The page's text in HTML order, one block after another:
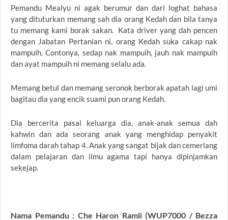
Pemandu Mealyu ni agak berumur dan dari loghat bahasa
yang dituturkan memang sah dia orang Kedah dan bila tanya
tu memang kami borak sakan. Kata driver yang dah pencen
dengan Jabatan Pertanian ni, orang Kedah suka cakap nak
mampuih. Contonya, sedap nak mampuih, jauh nak mampuih
dan ayat mampuih ni memang selalu ada.
Memang betul dan memang seronok berborak apatah lagi umi
bagitau dia yang encik suami pun orang Kedah.
Dia bercerita pasal keluarga dia, anak-anak semua dah
kahwin dan ada seorang anak yang menghidap penyakit
limfoma darah tahap 4. Anak yang sangat bijak dan cemerlang
dalam pelajaran dan ilmu agama tapi hanya dipinjamkan
sekejap.
Nama Pemandu : Che Haron Ramli (WUP7000 / Bezza